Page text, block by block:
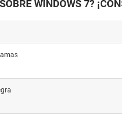
WINDOWS 7?